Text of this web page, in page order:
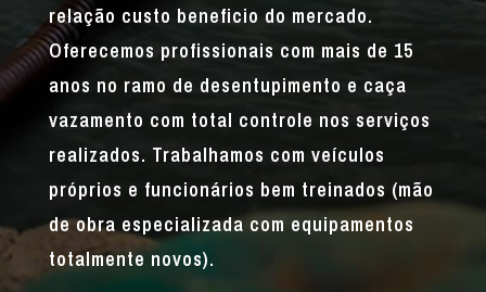
relação custo beneficio do mercado.
Oferecemos profissionais com mais de 15
anos no ramo de desentupimento e caça
vazamento com total controle nos serviços
realizados. Trabalhamos com veículos
próprios e funcionários bem treinados (mão
de obra especializada com equipamentos
totalmente novos).